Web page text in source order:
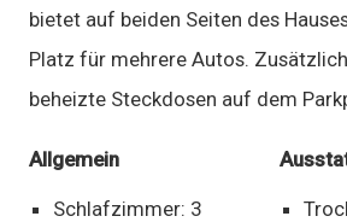
bietet auf beiden Seiten des
Platz für mehrere Autos.
beheizte Steckdosen auf dem
Allgemein
Schlafzimmer: 3